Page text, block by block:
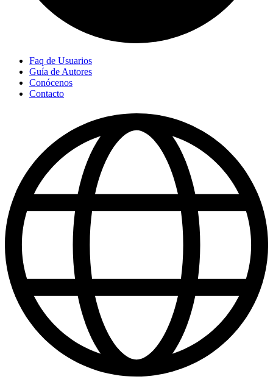
Faq de Usuarios
Guía de Autores
Conócenos
Contacto